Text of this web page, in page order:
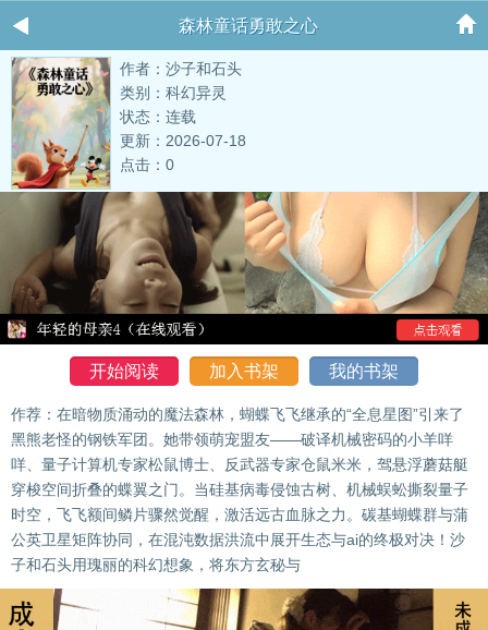
森林童话勇敢之心
作者：沙子和石头
类别：科幻异灵
状态：连载
更新：2026-07-18
点击：0
开始阅读 加入书架 我的书架
作荐：在暗物质涌动的魔法森林，蝴蝶飞飞继承的“全息星图”引来了
黑熊老怪的钢铁军团。她带领萌宠盟友——破译机械密码的小羊咩
咩、量子计算机专家松鼠博士、反武器专家仓鼠米米，驾悬浮蘑菇艇
穿梭空间折叠的蝶翼之门。当硅基病毒侵蚀古树、机械蜈蚣撕裂量子
时空，飞飞额间鳞片骤然觉醒，激活远古血脉之力。碳基蝴蝶群与蒲
公英卫星矩阵协同，在混沌数据洪流中展开生态与ai的终极对决！沙
子和石头用瑰丽的科幻想象，将东方玄秘与